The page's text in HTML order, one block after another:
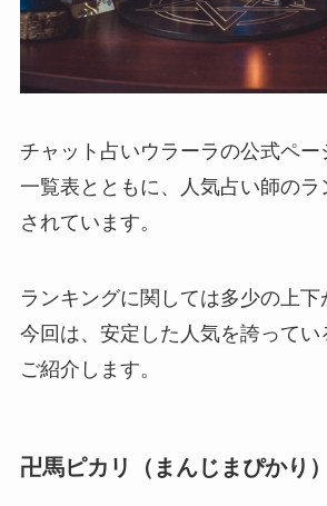
チャット占いウラーラの公式ペ
一覧表とともに、人気占い師のラ
されています。
ランキングに関しては多少の上下
今回は、安定した人気を誇ってい
ご紹介します。
卍馬ピカリ（まんじまぴかり